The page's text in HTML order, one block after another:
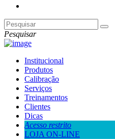
Pesquisar
Institucional
Produtos
Calibração
Serviços
Treinamentos
Clientes
Dicas
Acesso restrito
LOJA ON-LINE